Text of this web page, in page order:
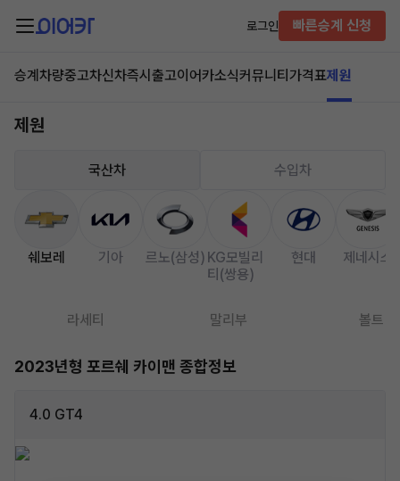
로그인 빠른승계 신청
승계차량중고차신차즉시출고이어카소식커뮤니티 가격표제원
제원
국산차 수입차
쉐보레 기아 르노(삼성) KG모빌리
티(쌍용)
현대 제네시스
라세티 말리부 볼트
2023년형 포르쉐 카이맨 종합정보
4.0 GT4